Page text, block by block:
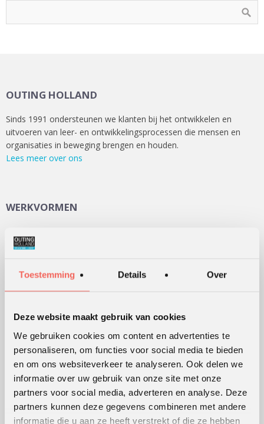
Toestemming Details Over
Deze website maakt gebruik van cookies
We gebruiken cookies om content en advertenties te
personaliseren, om functies voor social media te bieden
en om ons websiteverkeer te analyseren. Ook delen we
informatie over uw gebruik van onze site met onze
partners voor social media, adverteren en analyse. Deze
partners kunnen deze gegevens combineren met andere
informatie die u aan ze heeft verstrekt of die ze hebben
OUTING HOLLAND
Sinds 1991 ondersteunen we klanten bij het ontwikkelen en
uitvoeren van leer- en ontwikkelingsprocessen die mensen en
organisaties in beweging brengen en houden.
Lees meer over ons
WERKVORMEN
Serious games
Alle werkvormen
KLANTWAARDERING
Leeshierde beoordelingen van verschillende klanten.